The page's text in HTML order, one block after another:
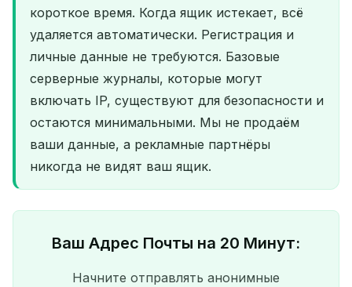
короткое время. Когда ящик истекает, всё
удаляется автоматически. Регистрация и
личные данные не требуются. Базовые
серверные журналы, которые могут
включать IP, существуют для безопасности и
остаются минимальными. Мы не продаём
ваши данные, а рекламные партнёры
никогда не видят ваш ящик.
Ваш Адрес Почты на 20 Минут:
Начните отправлять анонимные